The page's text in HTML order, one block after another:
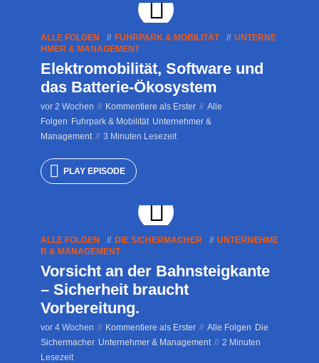
ALLE FOLGEN FUHRPARK & MOBILITÄT
UNTERNE
HMER & MANAGEMENT
Elektromobilität, Software und
das Batterie-Ökosystem
vor 2 Wochen Kommentiere als Erster
Alle
Folgen Fuhrpark & Mobilität Unternehmer &
Management
3 Minuten Lesezeit
PLAY EPISODE
ALLE FOLGEN DIE SICHERMACHER
UNTERNEHME
R & MANAGEMENT
Vorsicht an der Bahnsteigkante
– Sicherheit braucht
Vorbereitung.
vor 4 Wochen Kommentiere als Erster Alle Folgen Die
Sichermacher Unternehmer & Management
2 Minuten
Lesezeit